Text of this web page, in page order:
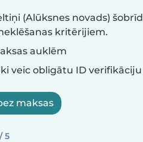
(Alūksnes novads)
kritērijiem.
auklēm
veic obligātu ID verifikāciju
maksas
5